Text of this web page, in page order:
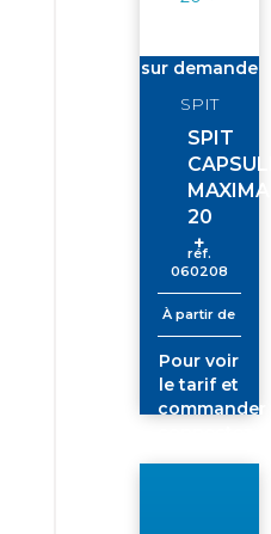
sur demande
SPIT
SPIT
CAPSULE
MAXIMA
20
+
réf.
060208
À partir de
Pour voir
le tarif et
commander